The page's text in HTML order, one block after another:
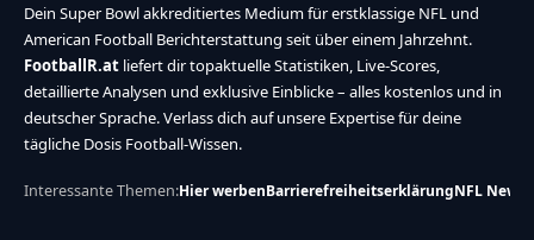
Dein Super Bowl akkreditiertes Medium für erstklassige NFL und
American Football Berichterstattung seit über einem Jahrzehnt.
FootballR.at liefert dir topaktuelle Statistiken, Live-Scores,
detaillierte Analysen und exklusive Einblicke – alles kostenlos und in
deutscher Sprache. Verlass dich auf unsere Expertise für deine
tägliche Dosis Football-Wissen.
Interessante Themen:Hier werbenBarrierefreiheitserklärungNFL News